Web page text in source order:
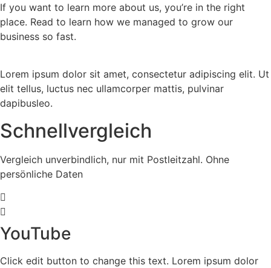
If you want to learn more about us, you’re in the right
place. Read to learn how we managed to grow our
business so fast.
Lorem ipsum dolor sit amet, consectetur adipiscing elit. Ut
elit tellus, luctus nec ullamcorper mattis, pulvinar
dapibusleo.
Schnellvergleich
Vergleich unverbindlich, nur mit Postleitzahl. Ohne
persönliche Daten
YouTube
Click edit button to change this text. Lorem ipsum dolor